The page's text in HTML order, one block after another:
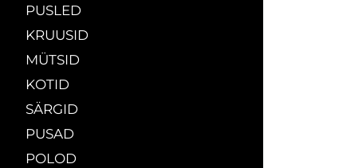
PUSLED
KRUUSID
MÜTSID
KOTID
SÄRGID
PUSAD
POLOD